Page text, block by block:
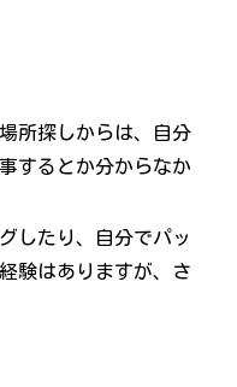
所探しからは、自分
するとか分からなか
したり、自分でパッ
験はありますが、さ